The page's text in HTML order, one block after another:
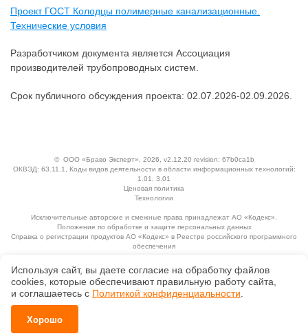
Проект ГОСТ Колодцы полимерные канализационные.
Технические условия
Разработчиком документа является Ассоциация
производителей трубопроводных систем.
Срок публичного обсуждения проекта: 02.07.2026-02.09.2026.
© ООО «Браво Эксперт» , 2026, v2.12.20 revision: 67b0ca1b
ОКВЭД: 63.11.1, Коды видов деятельности в области информационных технологий:
1.01, 3.01
Ценовая политика
Технологии
Исключительные авторские и смежные права принадлежат АО «Кодекс».
Положение по обработке и защите персональных данных
Справка о регистрации продуктов АО «Кодекс» в Реестре российского программного
обеспечения
Используя сайт, вы даете согласие на обработку файлов
сооkiеs, которые обеспечивают правильную работу сайта,
и соглашаетесь с Политикой конфиденциальности
Хорошо